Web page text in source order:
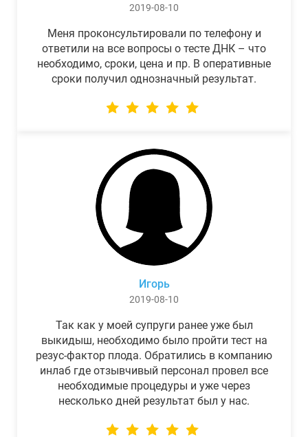
2019-08-10
Меня проконсультировали по телефону и
ответили на все вопросы о тесте ДНК – что
необходимо, сроки, цена и пр. В оперативные
сроки получил однозначный результат.
Игорь
2019-08-10
Так как у моей супруги ранее уже был
выкидыш, необходимо было пройти тест на
резус-фактор плода. Обратились в компанию
инлаб где отзывчивый персонал провел все
необходимые процедуры и уже через
несколько дней результат был у нас.